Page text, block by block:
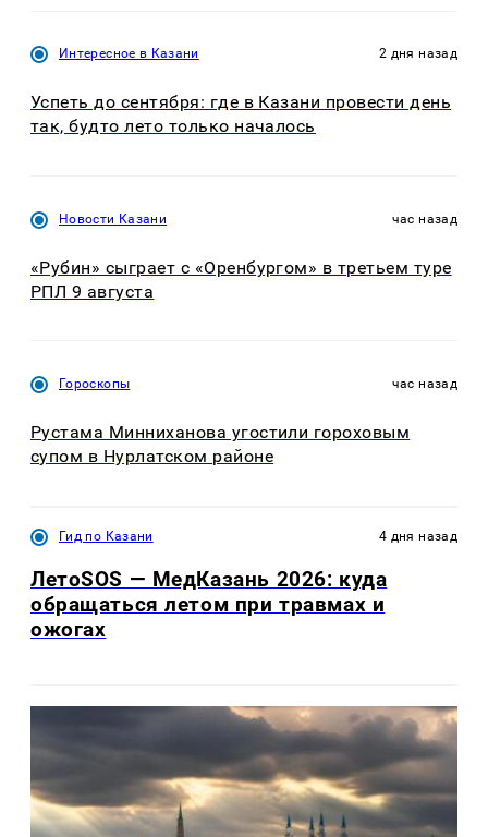
Интересное в Казани 2 дня назад
Успеть до сентября: где в Казани провести день
так, будто лето только началось
Новости Казани час назад
«Рубин» сыграет с «Оренбургом» в третьем туре
РПЛ 9 августа
Гороскопы час назад
Рустама Минниханова угостили гороховым
супом в Нурлатском районе
Гид по Казани 4 дня назад
ЛетоSOS — МедКазань 2026: куда
обращаться летом при травмах и
ожогах